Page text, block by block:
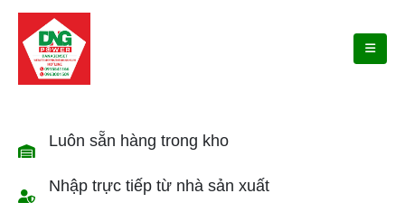
Luôn sẵn hàng trong kho
Nhập trực tiếp từ nhà sản xuất